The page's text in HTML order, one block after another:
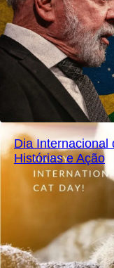
Dia Internacional
Histórias e Ação